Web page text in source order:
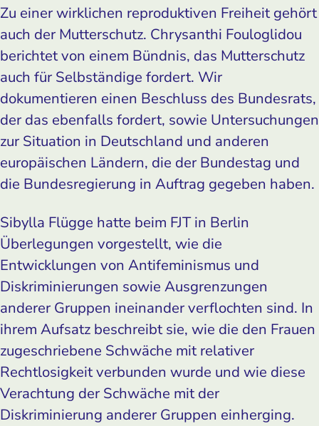
Zu einer wirklichen reproduktiven Freiheit gehört
auch der Mutterschutz. Chrysanthi Fouloglidou
berichtet von einem Bündnis, das Mutterschutz
auch für Selbständige fordert. Wir
dokumentieren einen Beschluss des Bundesrats,
der das ebenfalls fordert, sowie Untersuchungen
zur Situation in Deutschland und anderen
europäischen Ländern, die der Bundestag und
die Bundesregierung in Auftrag gegeben haben.
Sibylla Flügge hatte beim FJT in Berlin
Überlegungen vorgestellt, wie die
Entwicklungen von Antifeminismus und
Diskriminierungen sowie Ausgrenzungen
anderer Gruppen ineinander verflochten sind. In
ihrem Aufsatz beschreibt sie, wie die den Frauen
zugeschriebene Schwäche mit relativer
Rechtlosigkeit verbunden wurde und wie diese
Verachtung der Schwäche mit der
Diskriminierung anderer Gruppen einherging.